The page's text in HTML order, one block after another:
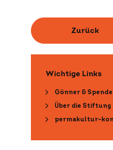
Zurück
Wichtige Links
Gönner &
Über die Stiftung
permakultur-